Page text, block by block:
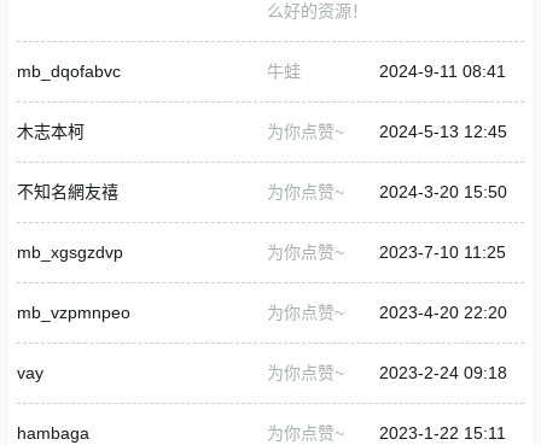
么好的资源！
mb_dqofabvc 牛蛙 2024-9-11 08:41
木志本柯 为你点赞~ 2024-5-13 12:45
不知名網友禧 为你点赞~ 2024-3-20 15:50
mb_xgsgzdvp 为你点赞~ 2023-7-10 11:25
mb_vzpmnpeo 为你点赞~ 2023-4-20 22:20
vay 为你点赞~ 2023-2-24 09:18
hambaga 为你点赞~ 2023-1-22 15:11